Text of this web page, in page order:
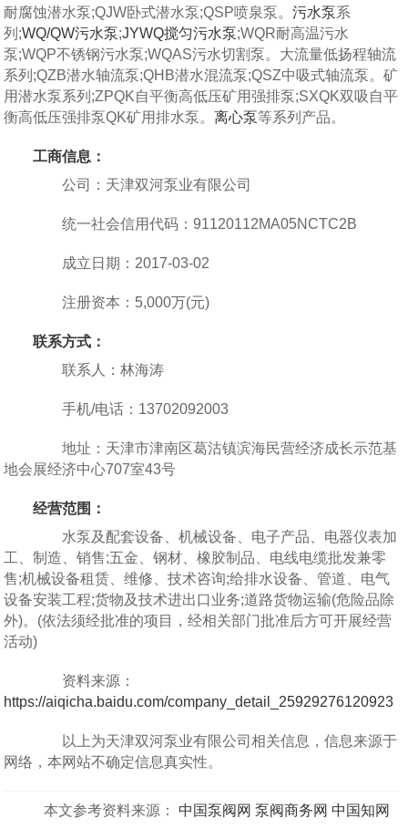
耐腐蚀潜水泵;QJW卧式潜水泵;QSP喷泉泵。污水泵系
列;WQ/QW污水泵;JYWQ搅匀污水泵;WQR耐高温污水
泵;WQP不锈钢污水泵;WQAS污水切割泵。大流量低扬程轴流
系列;QZB潜水轴流泵;QHB潜水混流泵;QSZ中吸式轴流泵。矿
用潜水泵系列;ZPQK自平衡高低压矿用强排泵;SXQK双吸自平
衡高低压强排泵QK矿用排水泵。离心泵等系列产品。
工商信息：
公司：天津双河泵业有限公司
统一社会信用代码：91120112MA05NCTC2B
成立日期：2017-03-02
注册资本：5,000万(元)
联系方式：
联系人：林海涛
手机/电话：13702092003
地址：天津市津南区葛沽镇滨海民营经济成长示范基
地会展经济中心707室43号
经营范围：
水泵及配套设备、机械设备、电子产品、电器仪表加
工、制造、销售;五金、钢材、橡胶制品、电线电缆批发兼零
售;机械设备租赁、维修、技术咨询;给排水设备、管道、电气
设备安装工程;货物及技术进出口业务;道路货物运输(危险品除
外)。(依法须经批准的项目，经相关部门批准后方可开展经营
活动)
资料来源：
https://aiqicha.baidu.com/company_detail_25929276120923
以上为天津双河泵业有限公司相关信息，信息来源于
网络，本网站不确定信息真实性。
本文参考资料来源： 中国泵阀网 泵阀商务网 中国知网